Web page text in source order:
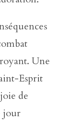
Une
Esprit
de
jour